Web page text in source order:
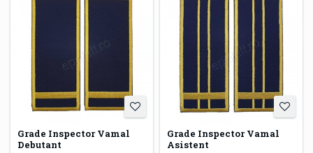
Grade Inspector Vamal
Debutant
Grade Inspector Vamal
Asistent